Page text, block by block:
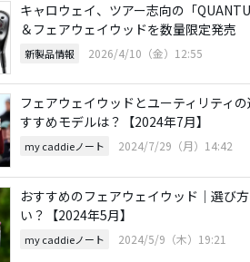
キャロウェイ、ツアー志向の「
＆フェアウェイウッドを数量限定発売
新製品情報 2026/4/10（金）12:55
フェアウェイウッドとユーティリティ
すすめモデルは？【2024年7月】
my caddieノート 2024/7/29（月）14:42
おすすめのフェアウェイウッド｜選び
い？【2024年5月】
my caddieノート 2024/5/9（木）19:21